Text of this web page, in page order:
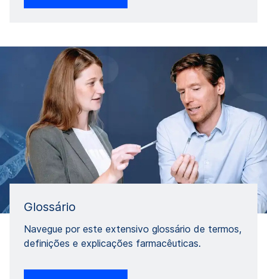
Glossário
Navegue por este extensivo glossário de termos,
definições e explicações farmacêuticas.